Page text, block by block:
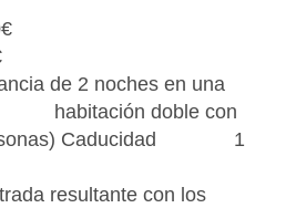
de 2 noches en una
doble con
Caducidad 1
resultante con los